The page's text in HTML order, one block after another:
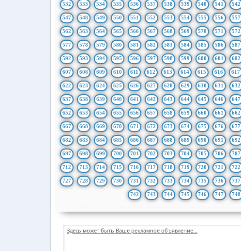
532 533 534 535 536 537 538 539 540 541 542
547 548 549 550 551 552 553 554 555 556 557
562 563 564 565 566 567 568 569 570 571 572
577 578 579 580 581 582 583 584 585 586 587
592 593 594 595 596 597 598 599 600 601 602
607 608 609 610 611 612 613 614 615 616 617
622 623 624 625 626 627 628 629 630 631 632
637 638 639 640 641 642 643 644 645 646 647
652 653 654 655 656 657 658 659 660 661 662
667 668 669 670 671 672 673 674 675 676 677
682 683 684 685 686 687 688 689 690 691 692
697 698 699 700 701 702 703 704 705 706 707
712 713 714 715 716 717 718 719 720 721 722
727 728 729 730 731 732 733 734 735 736 737
742 743 744 745 746 747 748
Здесь может быть Ваше рекламное объявление...